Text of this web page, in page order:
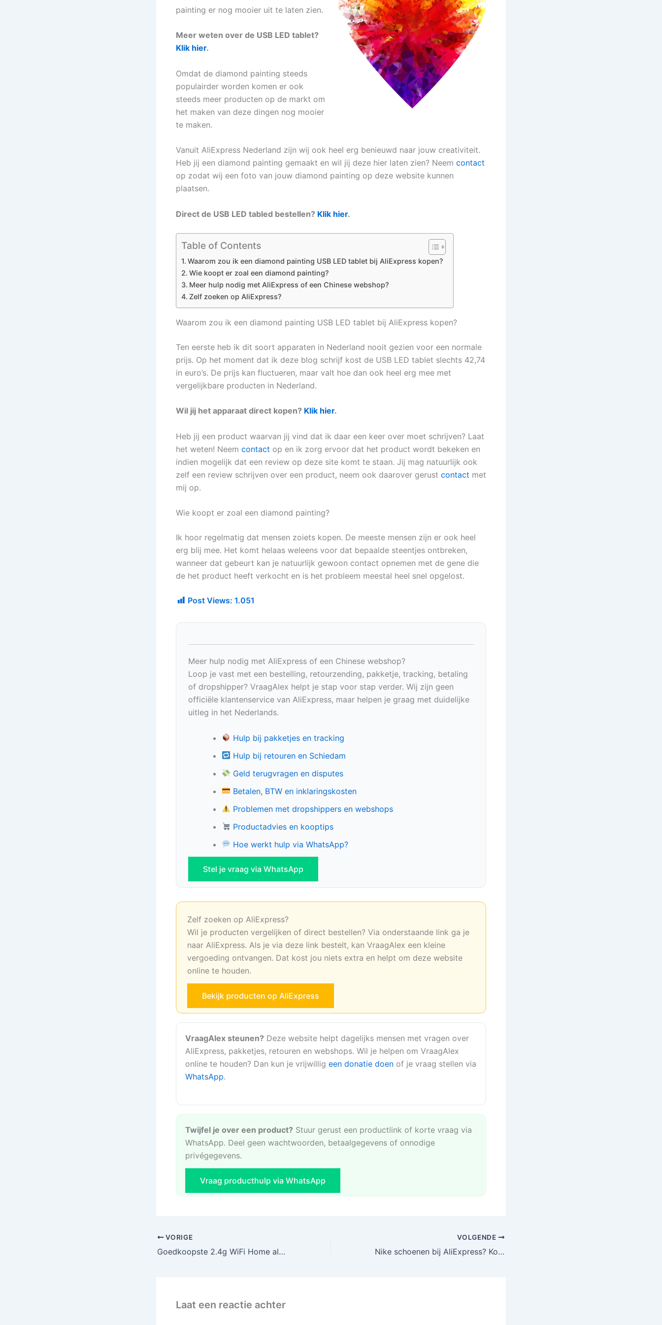
painting er nog mooier uit te laten zien.
Meer weten over de USB LED tablet?
Klik hier.
Omdat de diamond painting steeds
populairder worden komen er ook
steeds meer producten op de markt om
het maken van deze dingen nog mooier
te maken.
Vanuit AliExpress Nederland zijn wij ook heel erg benieuwd naar jouw creativiteit.
Heb jij een diamond painting gemaakt en wil jij deze hier laten zien? Neem contact
op zodat wij een foto van jouw diamond painting op deze website kunnen
plaatsen.
Direct de USB LED tabled bestellen? Klik hier.
Table of Contents
Waarom zou ik een diamond painting USB LED tablet bij AliExpress kopen?
Wie koopt er zoal een diamond painting?
Meer hulp nodig met AliExpress of een Chinese webshop?
Zelf zoeken op AliExpress?
Waarom zou ik een diamond painting USB LED tablet bij AliExpress kopen?
Ten eerste heb ik dit soort apparaten in Nederland nooit gezien voor een normale
prijs. Op het moment dat ik deze blog schrijf kost de USB LED tablet slechts 42,74
in euro’s. De prijs kan fluctueren, maar valt hoe dan ook heel erg mee met
vergelijkbare producten in Nederland.
Wil jij het apparaat direct kopen? Klik hier.
Heb jij een product waarvan jij vind dat ik daar een keer over moet schrijven? Laat
het weten! Neem contact op en ik zorg ervoor dat het product wordt bekeken en
indien mogelijk dat een review op deze site komt te staan. Jij mag natuurlijk ook
zelf een review schrijven over een product, neem ook daarover gerust contact met
mij op.
Wie koopt er zoal een diamond painting?
Ik hoor regelmatig dat mensen zoiets kopen. De meeste mensen zijn er ook heel
erg blij mee. Het komt helaas weleens voor dat bepaalde steentjes ontbreken,
wanneer dat gebeurt kan je natuurlijk gewoon contact opnemen met de gene die
de het product heeft verkocht en is het probleem meestal heel snel opgelost.
Post Views: 1.051
Meer hulp nodig met AliExpress of een Chinese webshop?
Loop je vast met een bestelling, retourzending, pakketje, tracking, betaling
of dropshipper? VraagAlex helpt je stap voor stap verder. Wij zijn geen
officiële klantenservice van AliExpress, maar helpen je graag met duidelijke
uitleg in het Nederlands.
Hulp bij pakketjes en tracking
Hulp bij retouren en Schiedam
Geld terugvragen en disputes
Betalen, BTW en inklaringskosten
Problemen met dropshippers en webshops
Productadvies en kooptips
Hoe werkt hulp via WhatsApp?
Stel je vraag via WhatsApp
Zelf zoeken op AliExpress?
Wil je producten vergelijken of direct bestellen? Via onderstaande link ga je
naar AliExpress. Als je via deze link bestelt, kan VraagAlex een kleine
vergoeding ontvangen. Dat kost jou niets extra en helpt om deze website
online te houden.
Bekijk producten op AliExpress
VraagAlex steunen? Deze website helpt dagelijks mensen met vragen over
AliExpress, pakketjes, retouren en webshops. Wil je helpen om VraagAlex
online te houden? Dan kun je vrijwillig een donatie doen of je vraag stellen via
WhatsApp.
Twijfel je over een product? Stuur gerust een productlink of korte vraag via
WhatsApp. Deel geen wachtwoorden, betaalgegevens of onnodige
privégegevens.
Vraag producthulp via WhatsApp
VORIGE
Goedkoopste 2.4g WiFi Home alarmsysteem, gewoon bij AliExpress!
VOLGENDE
Nike schoenen bij AliExpress? Koop ze NIET!
Laat een reactie achter